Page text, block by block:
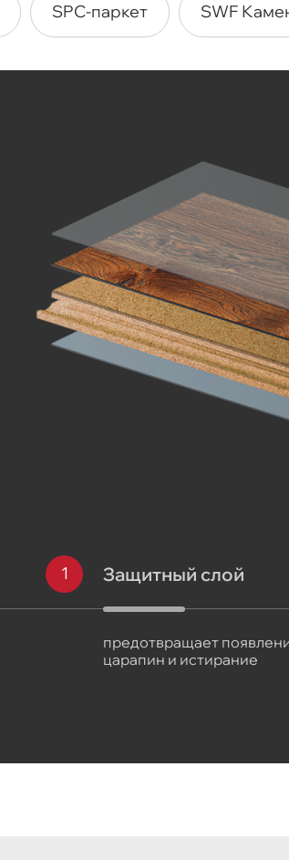
SPC-паркет SWF
Защитный слой
предотвращает
царапин и истирание